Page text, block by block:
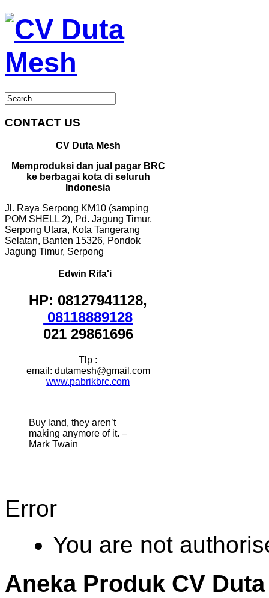
CONTACT US
CV Duta Mesh
Memproduksi dan jual pagar BRC
ke berbagai kota di seluruh
Indonesia
Jl. Raya Serpong KM10 (samping
POM SHELL 2), Pd. Jagung Timur,
Serpong Utara, Kota Tangerang
Selatan, Banten 15326, Pondok
Jagung Timur, Serpong
Edwin Rifa'i
HP: 08127941128,
08118889128
021 29861696
Tlp :
email: dutamesh@gmail.com
www.pabrikbrc.com
Buy land, they aren’t
making anymore of it. –
Mark Twain
Error
You are not
Aneka Produk CV